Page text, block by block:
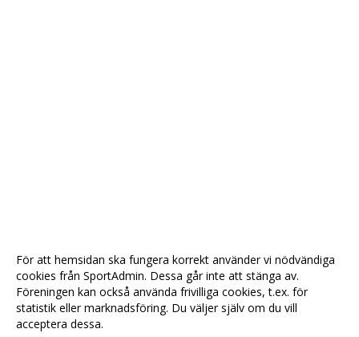
För att hemsidan ska fungera korrekt använder vi nödvändiga
cookies från SportAdmin. Dessa går inte att stänga av.
Föreningen kan också använda frivilliga cookies, t.ex. för
statistik eller marknadsföring. Du väljer själv om du vill
acceptera dessa.